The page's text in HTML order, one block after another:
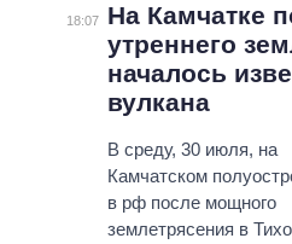
18:07
На Камчатке
утреннего
началось
вулкана
В среду, 30 июля, на
Камчатском
в рф после мощного
землетрясения в